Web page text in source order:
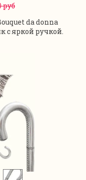
руб
da donna
яркой ручкой.